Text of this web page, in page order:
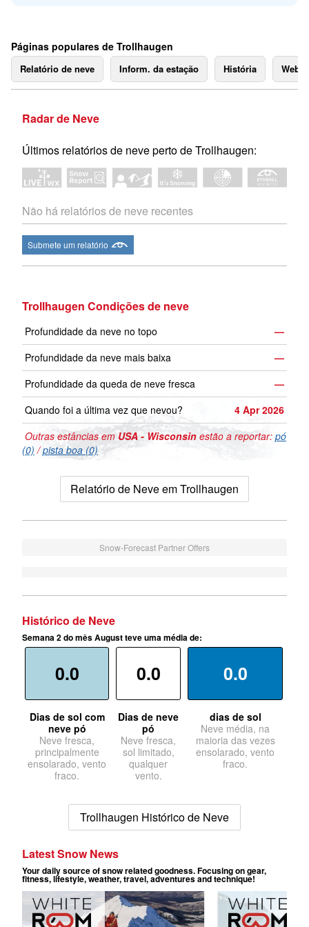
Páginas populares de Trollhaugen
Relatório de neve Inform. da estação História
Radar de Neve
Últimos relatórios de neve perto de Trollhaugen:
Não há relatórios de neve recentes
Submete um relatório
Trollhaugen Condições de neve
Profundidade da neve no topo
—
Profundidade da neve mais baixa
—
Profundidade da queda de neve fresca
—
Quando foi a última vez que nevou?
4 Apr 2026
Outras estâncias emUSA - Wisconsin estão a reportar: pó
(0) /pista boa (0)
Relatório de Neve em Trollhaugen
Snow-Forecast Partner Offers
Histórico de Neve
Semana 2 do mês August teve uma média de:
0.0
Dias de sol com
neve pó
Neve fresca,
principalmente
ensolarado, vento
fraco.
0.0
Dias de neve
pó
Neve fresca,
sol limitado,
qualquer
vento.
0.0
dias de sol
Neve média, na
maioria das vezes
ensolarado, vento
fraco.
Trollhaugen Histórico de Neve